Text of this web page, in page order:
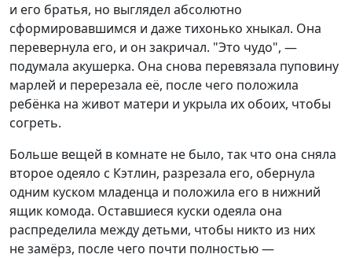
и его братья, но выглядел абсолютно
сформировавшимся и даже тихонько хныкал. Она
перевернула его, и он закричал. "Это чудо", —
подумала акушерка. Она снова перевязала пуповину
марлей и перерезала её, после чего положила
ребёнка на живот матери и укрыла их обоих, чтобы
согреть.
Больше вещей в комнате не было, так что она сняла
второе одеяло с Кэтлин, разрезала его, обернула
одним куском младенца и положила его в нижний
ящик комода. Оставшиеся куски одеяла она
распределила между детьми, чтобы никто из них
не замёрз, после чего почти полностью —